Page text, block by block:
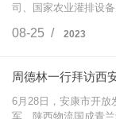
司、国家农业灌排设
高质量发展…
08-25 / 2023
周德林一行拜访西
6月28日，安康市开放
军、陕西物流国成青